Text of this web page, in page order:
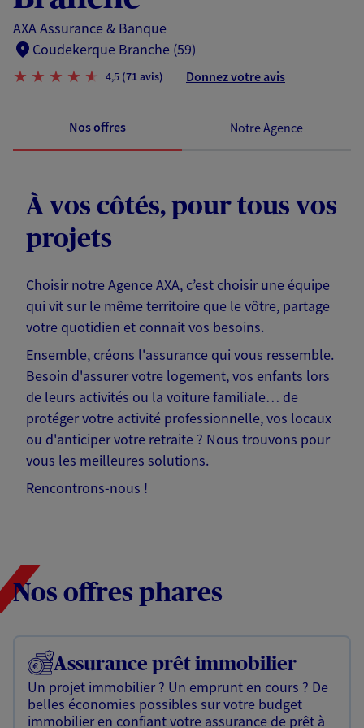
AXA Assurance & Banque
Coudekerque Branche (59)
4,5 (71 avis) Donnez votre avis
Nos offres Notre Agence
À vos côtés, pour tous vos
projets
Choisir notre Agence AXA, c’est choisir une équipe
qui vit sur le même territoire que le vôtre, partage
votre quotidien et connait vos besoins.
Ensemble, créons l'assurance qui vous ressemble.
Besoin d'assurer votre logement, vos enfants lors
de leurs activités ou la voiture familiale… de
protéger votre activité professionnelle, vos locaux
ou d'anticiper votre retraite ? Nous trouvons pour
vous les meilleures solutions.
Rencontrons-nous !
Nos offres phares
Assurance prêt immobilier
Un projet immobilier ? Un emprunt en cours ? De
belles économies possibles sur votre budget
immobilier en confiant votre assurance de prêt à